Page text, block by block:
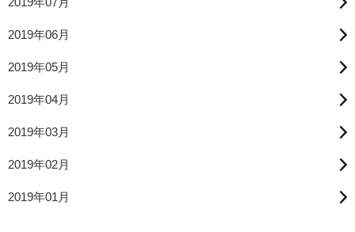
2019年06月
2019年05月
2019年04月
2019年03月
2019年02月
2019年01月